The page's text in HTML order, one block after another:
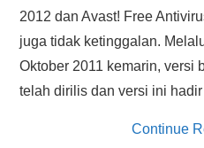
2012 dan Avast! Free
juga tidak ketinggalan.
Oktober 2011 kemarin, versi
telah dirilis dan versi ini
Continue